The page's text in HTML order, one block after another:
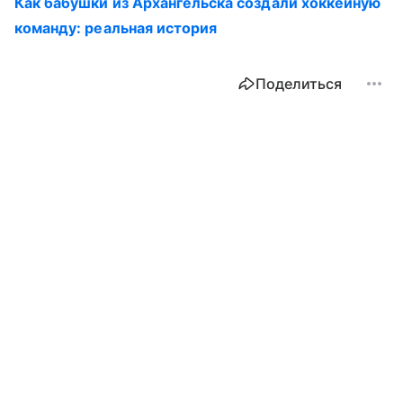
команду: реальная история
Поделиться